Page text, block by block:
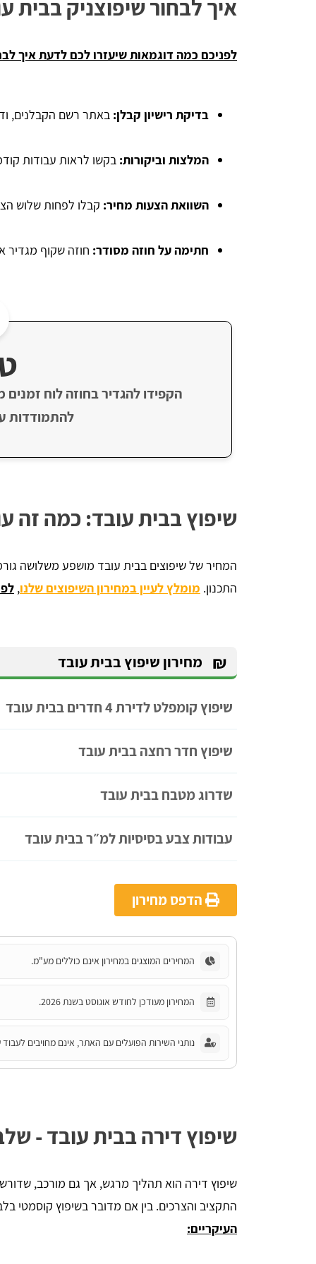
איך לבחור שיפוצניק בבית
לפניכם כמה דוגמאות שיעזרו לכם לדעת איך
בדיקת רישיון קבלן: באתר רשם הקבלנים,
המלצות וביקורות: בקשו לראות עבודות
השוואת הצעות מחיר: קבלו לפחות שלוש
חתימה על חוזה מסודר: חוזה שקוף מגדיר
הקפידו להגדיר בחוזה לוח
להתמודדות
שיפוץ בבית עובד: כמה זה
המחיר של שיפוצים בבית עובד מושפע משלושה
התכנון. מומלץ לעיין במחירון השיפוצים שלנו,
₪ מחירון שיפוץ בבית עובד
שיפוץ קומפלט לדירת 4 חדרים בבית עובד
שיפוץ חדר רחצה בבית עובד
שדרוג מטבח בבית עובד
עבודות צבע בסיסיות למ״ר בבית עובד
הדפס מחירון
המחירים המוצגים במחירון אינם כוללים מע"מ.
המחירון מעודכן לחודש אוגוסט בשנת 2026.
נותני השירות הפועלים עם האתר, אינם מחויבים לעבוד
שיפוץ דירה בבית עובד -
שיפוץ דירה הוא תהליך מרגש, אך גם מורכב,
התקציב והצרכים. בין אם מדובר בשיפוץ קוסמטי
העיקריים: